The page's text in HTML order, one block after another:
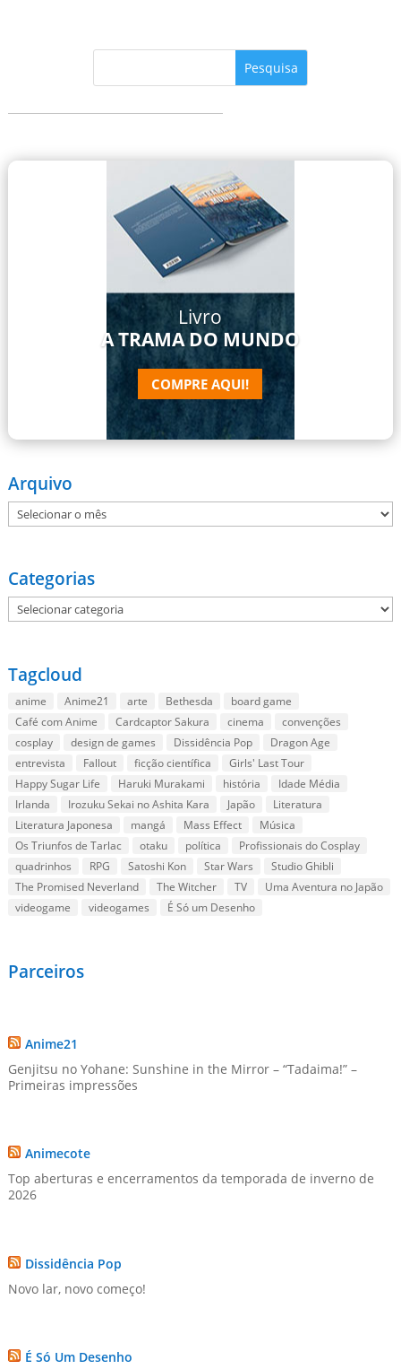
Livro
A TRAMA DO MUNDO
COMPRE AQUI!
Arquivo
Arquivo
Categorias
Categorias
Tagcloud
anime Anime21 arte Bethesda
board game
Café com Anime
Cardcaptor Sakura cinema
convenções
cosplay
design de games Dissidência Pop
Dragon Age
entrevista
Fallout ficção científica
Girls' Last Tour
Happy Sugar Life
Haruki Murakami história
Idade Média
Irlanda
Irozuku Sekai no Ashita Kara Japão
Literatura
Literatura Japonesa
mangá Mass Effect
Música
Os Triunfos de Tarlac
otaku política
Profissionais do Cosplay
quadrinhos
RPG Satoshi Kon Star Wars
Studio Ghibli
The Promised Neverland
The Witcher TV
Uma Aventura no Japão
videogame
videogames É Só um Desenho
Parceiros
Anime21
Genjitsu no Yohane: Sunshine in the Mirror – “Tadaima!” –
Primeiras impressões
Animecote
Top aberturas e encerramentos da temporada de inverno de
2026
Dissidência Pop
Novo lar, novo começo!
É Só Um Desenho